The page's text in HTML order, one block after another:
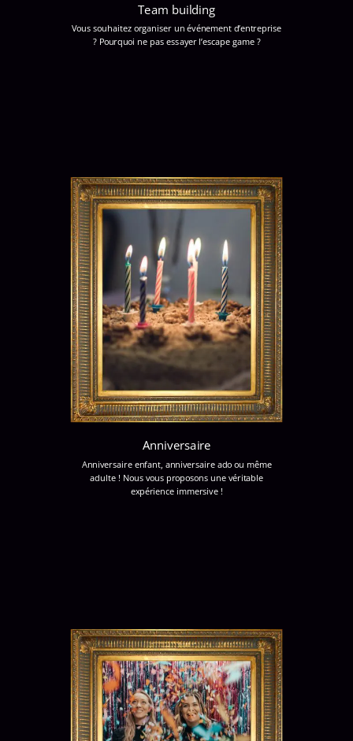
Team building
Vous souhaitez organiser un événement d’entreprise
? Pourquoi ne pas essayer l’escape game ?
Anniversaire
Anniversaire enfant, anniversaire ado ou même
adulte ! Nous vous proposons une véritable
expérience immersive !